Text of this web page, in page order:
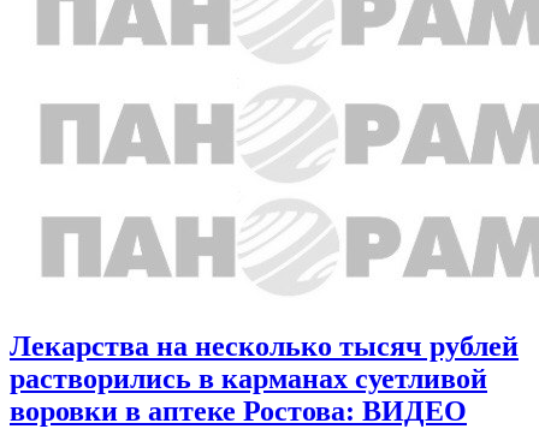
Лекарства на несколько тысяч рублей
растворились в карманах суетливой
воровки в аптеке Ростова: ВИДЕО